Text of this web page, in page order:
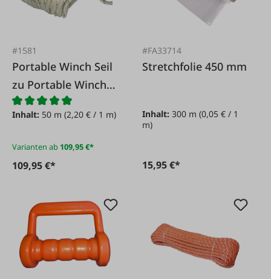
#1581
Portable Winch Seil
zu Portable Winch
PCW
Inhalt: 50 m (2,20 € / 1 m)
Varianten ab 109,95 €*
109,95 €*
#FA33714
Stretchfolie 450 mm
Inhalt:300 m(0,05 € / 1
m)
15,95 €*